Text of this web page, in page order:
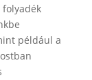
folyadék
például a